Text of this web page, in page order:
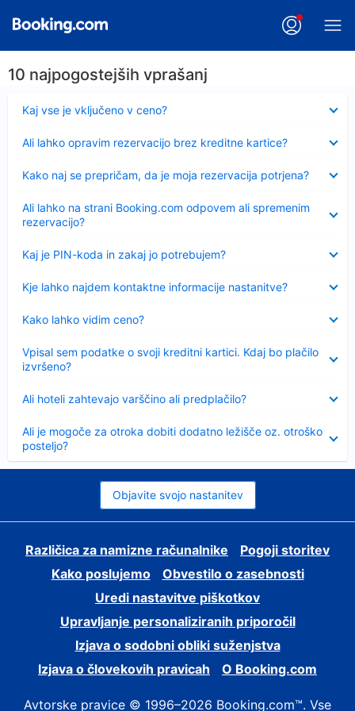
10 najpogostejših vprašanj
Kaj vse je vključeno v ceno?
Ali lahko opravim rezervacijo brez kreditne kartice?
Kako naj se prepričam, da je moja rezervacija potrjena?
Ali lahko na strani Booking.com odpovem ali spremenim
rezervacijo?
Kaj je PIN-koda in zakaj jo potrebujem?
Kje lahko najdem kontaktne informacije nastanitve?
Kako lahko vidim ceno?
Vpisal sem podatke o svoji kreditni kartici. Kdaj bo plačilo
izvršeno?
Ali hoteli zahtevajo varščino ali predplačilo?
Ali je mogoče za otroka dobiti dodatno ležišče oz. otroško
posteljo?
Objavite svojo nastanitev
Različica za namizne računalnike
Pogoji storitev
Kako poslujemo
Obvestilo o zasebnosti
Uredi nastavitve piškotkov
Upravljanje personaliziranih priporočil
Izjava o sodobni obliki suženjstva
Izjava o človekovih pravicah
O Booking.com
Avtorske pravice © 1996–2026 Booking.com™. Vse